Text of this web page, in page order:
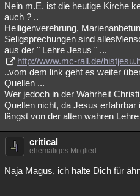
Nein m.E. ist die heutige Kirche
auch ? ..
Heiligenverehrung,
Seligsprechungen sind
aus der " Lehre Jesus " ...
http://www.mc-rall.de/
..vom dem link geht es weiter
Quellen ...
Wer jedoch in der Wahrheit
Quellen nicht, da Jesus
längst von der alten wahren
critical
ehemaliges Mitglied
Naja Magus, ich halte Dich für